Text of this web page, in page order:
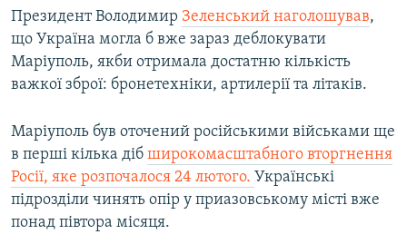
Президент Володимир Зеленський наголошував,
що Україна могла б вже зараз деблокувати
Маріуполь, якби отримала достатню кількість
важкої зброї: бронетехніки, артилерії та літаків.
Маріуполь був оточений російськими військами ще
в перші кілька діб широкомасштабного вторгнення
Росії, яке розпочалося 24 лютого. Українські
підрозділи чинять опір у приазовському місті вже
понад півтора місяця.